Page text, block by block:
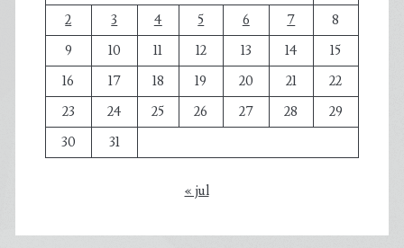
2
3 4 5 6 7
8
9
10 11 12 13 14
15
16
17 18 19 20 21
22
23
24 25 26 27 28
29
30
31
« jul